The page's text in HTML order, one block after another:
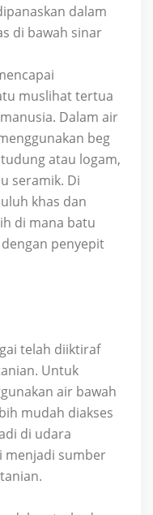
dalam
di bawah sinar
muslihat tertua
Dalam air
beg
atau logam,
seramik. Di
khas dan
di mana batu
penyepit
telah diiktiraf
Untuk
air bawah
mudah diakses
di udara
menjadi sumber